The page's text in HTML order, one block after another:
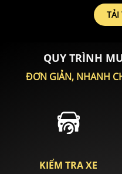
TẢI
QUY TRÌNH
ĐƠN GIẢN, NHANH
KIỂM TRA XE